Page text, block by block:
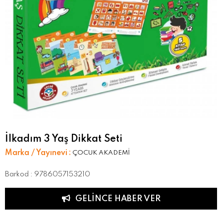
İlkadım 3 Yaş Dikkat Seti
Marka / Yayınevi : ÇOCUK AKADEMİ
Barkod : 9786057153210
GELINCE HABER VER